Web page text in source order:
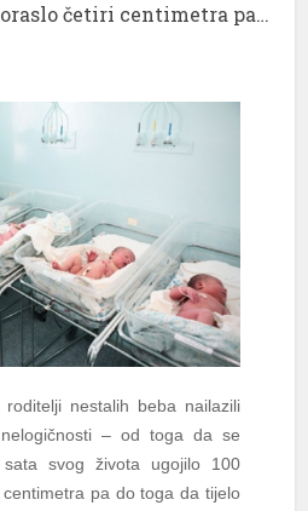
četiri centimetra pa…
nestalih beba nailazili
– od toga da se
svog života ugojilo 100
pa do toga da tijelo